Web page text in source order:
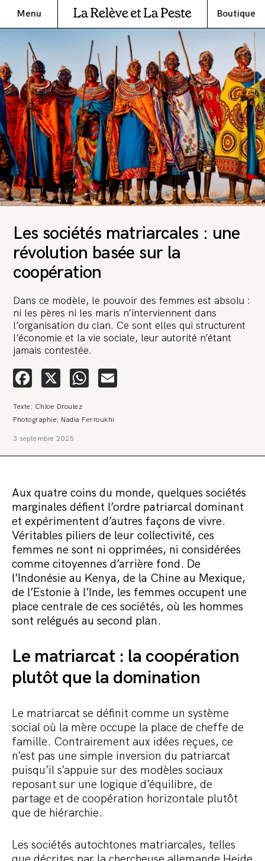
Menu Boutique
Les sociétés matriarcales : une
révolution basée sur la
coopération
Dans ce modèle, le pouvoir des femmes est absolu :
ni les pères ni les maris n’interviennent dans
l’organisation du clan. Ce sont elles qui structurent
l’économie et la vie sociale, leur autorité n’étant
jamais contestée.
Facebook
X WhatsApp
Texte: Chloe Droulez
Photographie: Nadia Ferroukhi
3 septembre 2025
Aux quatre coins du monde, quelques sociétés
marginales défient l’ordre patriarcal dominant
et expérimentent d’autres façons de vivre.
Véritables piliers de leur collectivité, ces
femmes ne sont ni opprimées, ni considérées
comme citoyennes d’arrière fond. De
l’Indonésie au Kenya, de la Chine au Mexique,
de l’Estonie à l’Inde, les femmes occupent une
place centrale de ces sociétés, où les hommes
sont relégués au second plan.
Le matriarcat : la coopération
plutôt que la domination
Le matriarcat se définit comme un système
social où la mère occupe la place de cheffe de
famille. Contrairement aux idées reçues, ce
n’est pas une simple inversion du patriarcat
puisqu’il s’appuie sur des modèles sociaux
reposant sur une logique d’équilibre, de
partage et de coopération horizontale plutôt
que de hiérarchie.
Les sociétés autochtones matriarcales, telles
🚨 L’heure est grave. Une
multinationale tente d’anéantir La
🔥 Le groupe Pierre Fabre, qui pèse 3,2 milliards d’euros, nous
Une procédure bâillon. Notre tort ? Avoir voulu protéger
objectif de vendre 2 000 livres en un mois.
Continuer de lire l’article
Commander le pack